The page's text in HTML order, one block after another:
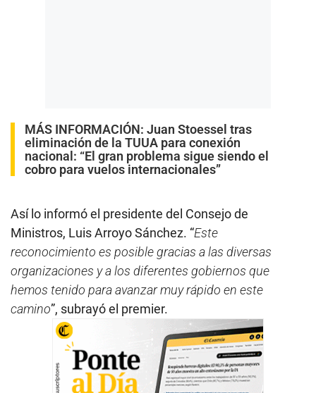
MÁS INFORMACIÓN: Juan Stoessel tras
eliminación de la TUUA para conexión
nacional: “El gran problema sigue siendo el
cobro para vuelos internacionales”
Así lo informó el presidente del Consejo de
Ministros, Luis Arroyo Sánchez. “Este
reconocimiento es posible gracias a las diversas
organizaciones y a los diferentes gobiernos que
hemos tenido para avanzar muy rápido en este
camino”, subrayó el premier.